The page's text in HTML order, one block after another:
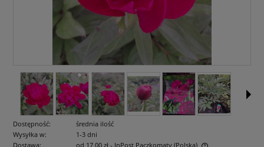
Dostępność:
średnia ilość
Wysyłka w:
1-3 dni
Dostawa:
od 17,00 zł - InPost Paczkomaty (Polska)